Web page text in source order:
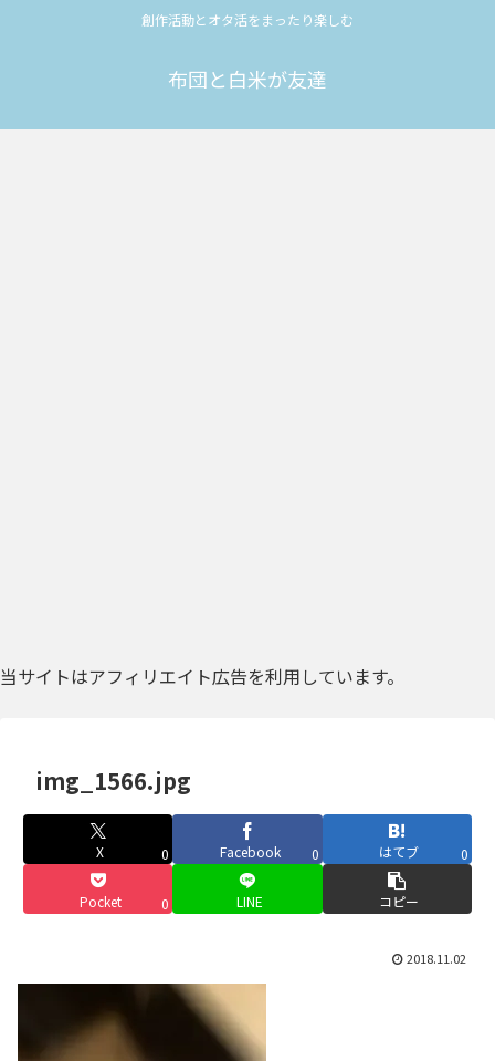
創作活動とオタ活をまったり楽しむ
布団と白米が友達
当サイトはアフィリエイト広告を利用しています。
img_1566.jpg
X 0 Facebook 0 はてブ 0
Pocket 0 LINE コピー
2018.11.02